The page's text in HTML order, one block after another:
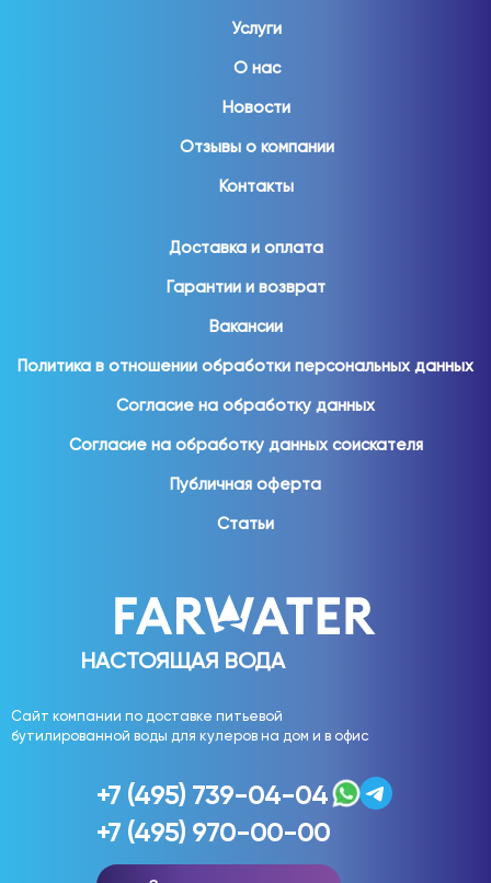
НАСТОЯЩАЯ ВОДА
Сайт компании по доставке питьевой
бутилированной воды для кулеров на дом и в офис
Услуги
О нас
Новости
Отзывы о компании
Контакты
Доставка и оплата
Гарантии и возврат
Вакансии
Политика в отношении обработки персональных данных
Согласие на обработку данных
Согласие на обработку данных соискателя
Публичная оферта
Статьи
+7 (495) 739-04-04
+7 (495) 970-00-00